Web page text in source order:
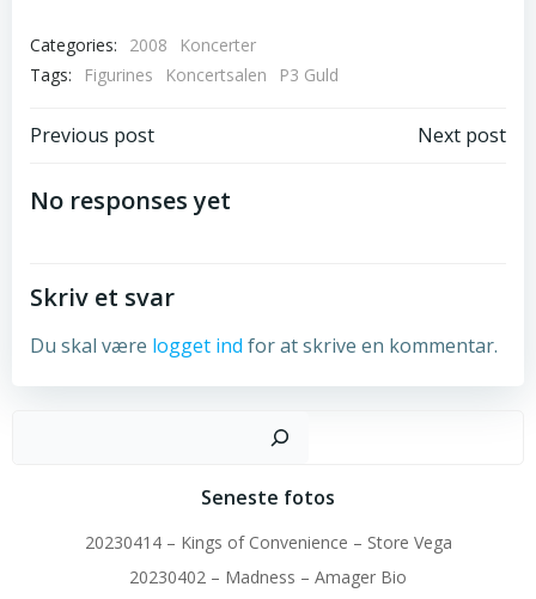
Categories: 2008
Koncerter
Tags:
Figurines Koncertsalen P3 Guld
Post
navigation
Previous post Next post
No responses yet
Skriv et svar
Du skal være logget ind for at skrive en kommentar.
Seneste fotos
20230414 – Kings of Convenience – Store Vega
20230402 – Madness – Amager Bio